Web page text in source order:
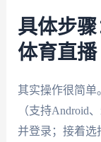
具体步
体育直播
其实操作很简单
（支持Android
并登录；接着选